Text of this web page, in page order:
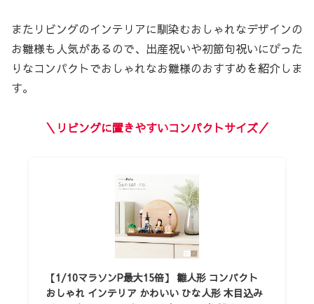
またリビングのインテリアに馴染むおしゃれなデザインの
お雛様も人気があるので、出産祝いや初節句祝いにぴった
りなコンパクトでおしゃれなお雛様のおすすめを紹介しま
す。
＼リビングに置きやすいコンパクトサイズ／
【1/10マラソンP最大15倍】 雛人形 コンパクト
おしゃれ インテリア かわいい ひな人形 木目込み